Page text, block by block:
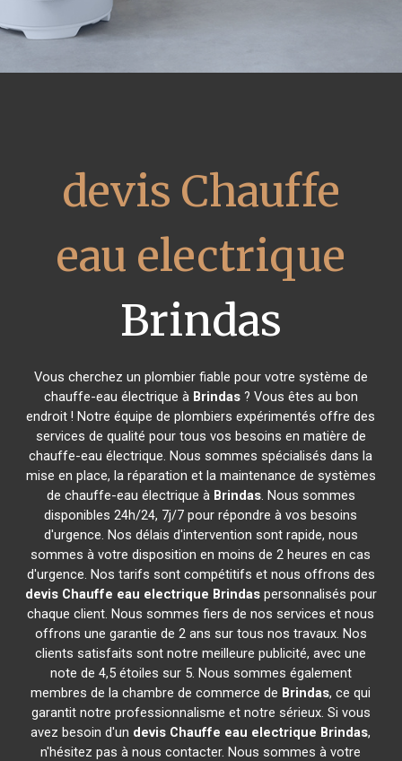
devis Chauffe
eau electrique
Brindas
Vous cherchez un plombier fiable pour votre système de
chauffe-eau électrique à Brindas? Vous êtes au bon
endroit ! Notre équipe de plombiers expérimentés offre des
services de qualité pour tous vos besoins en matière de
chauffe-eau électrique. Nous sommes spécialisés dans la
mise en place, la réparation et la maintenance de systèmes
de chauffe-eau électrique à Brindas. Nous sommes
disponibles 24h/24, 7j/7 pour répondre à vos besoins
d'urgence. Nos délais d'intervention sont rapide, nous
sommes à votre disposition en moins de 2 heures en cas
d'urgence. Nos tarifs sont compétitifs et nous offrons des
devis Chauffe eau electrique Brindaspersonnalisés pour
chaque client. Nous sommes fiers de nos services et nous
offrons une garantie de 2 ans sur tous nos travaux. Nos
clients satisfaits sont notre meilleure publicité, avec une
note de 4,5 étoiles sur 5. Nous sommes également
membres de la chambre de commerce de Brindas, ce qui
garantit notre professionnalisme et notre sérieux. Si vous
avez besoin d'un devis Chauffe eau electrique Brindas,
n'hésitez pas à nous contacter. Nous sommes à votre